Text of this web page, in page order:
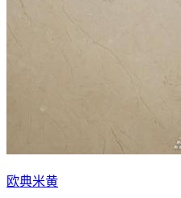
欧典米黄